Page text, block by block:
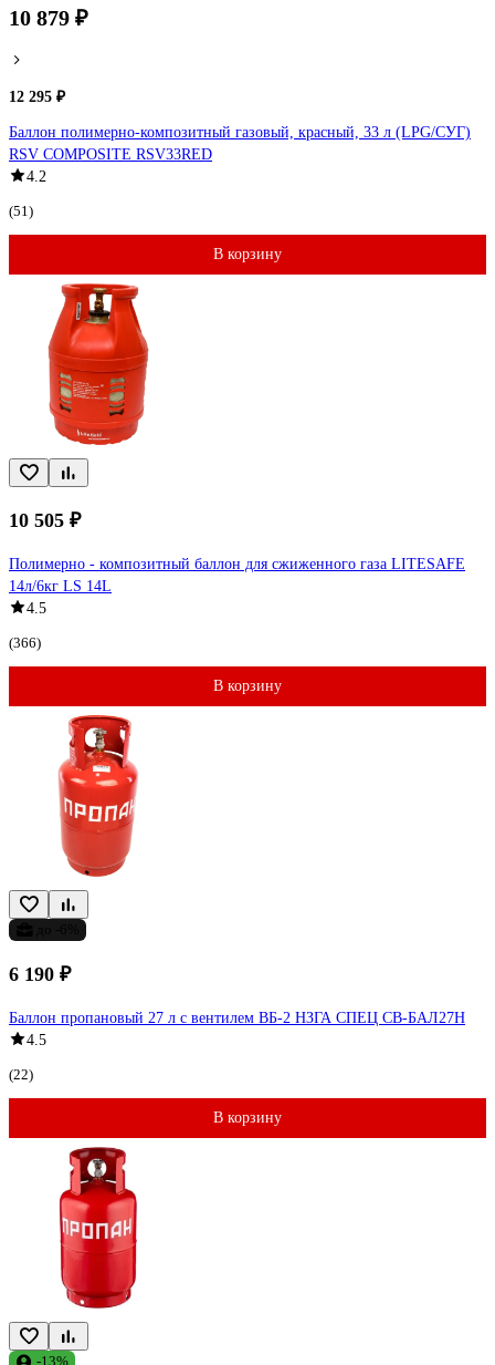
10 879 ₽
12 295 ₽
Баллон полимерно-композитный газовый, красный, 33 л (LPG/СУГ)
RSV COMPOSITE RSV33RED
4.2
(51)
В корзину
10 505 ₽
Полимерно - композитный баллон для сжиженного газа LITESAFE
14л/6кг LS 14L
4.5
(366)
В корзину
6 190 ₽
Баллон пропановый 27 л с вентилем ВБ-2 НЗГА СПЕЦ СВ-БАЛ27Н
4.5
(22)
В корзину
-13%